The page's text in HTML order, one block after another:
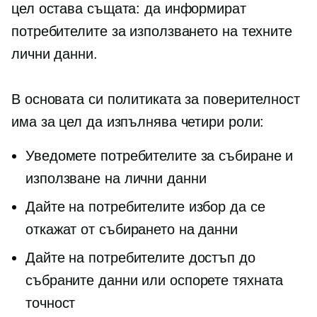
цел остава същата: да информират
потребителите за използването на техните
лични данни.
В основата си политиката за поверителност
има за цел да изпълнява четири роли:
Уведомете потребителите за събиране и
използване на лични данни
Дайте на потребителите избор да се
откажат от събирането на данни
Дайте на потребителите достъп до
събраните данни или оспорете тяхната
точност